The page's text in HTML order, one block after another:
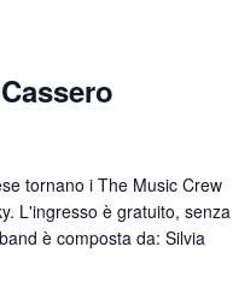
tornano i The Music Crew
L'ingresso è gratuito, senza
è composta da: Silvia